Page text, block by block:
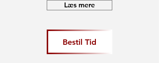
Læs mere
Bestil Tid